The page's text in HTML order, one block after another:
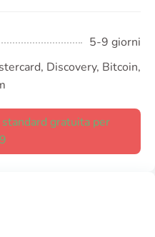
5-9 giorni
Discovery, Bitcoin,
standard gratuita per